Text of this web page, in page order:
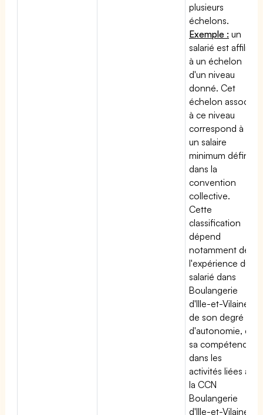
plusieurs
échelons.
Exemple : un
salarié est affilié
à un échelon
d'un niveau
donné. Cet
échelon associé
à ce niveau
correspond à
un salaire
minimum défini
dans la
convention
collective.
Cette
classification
dépend
notamment de
l'expérience du
salarié dans
Boulangerie
d'Ille-et-Vilaine,
de son degré
d'autonomie, de
sa compétence
dans les
activités liées à
la CCN
Boulangerie
d'Ille-et-Vilaine,